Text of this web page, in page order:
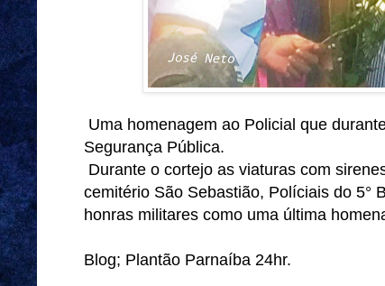
Uma homenagem ao Policial que
Segurança Pública.
Durante o cortejo as viaturas com
cemitério São Sebastião, Políciais do 5°
honras militares como uma última
Blog; Plantão Parnaíba 24hr.